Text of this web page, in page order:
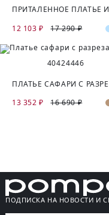
12 103 ₽
17 290 ₽
40424446
13 352 ₽
16 690 ₽
ПОДПИСКА НА НОВОСТИ И